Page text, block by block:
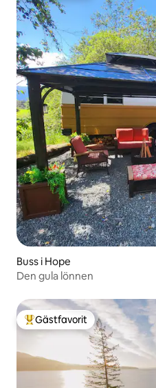
Buss i Hope
Den gula lönnen
Populär gästfavorit
Gästfavorit